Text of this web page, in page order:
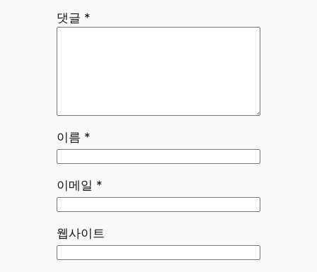
댓글 *
이름 *
이메일 *
웹사이트